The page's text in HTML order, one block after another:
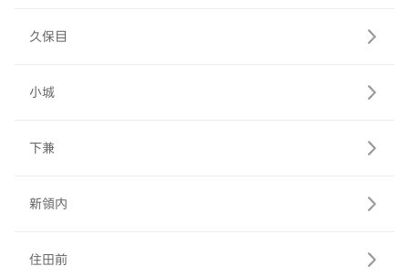
久保目
小城
下兼
新領内
住田前